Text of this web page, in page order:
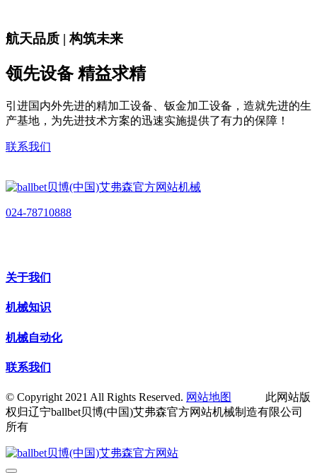
航天品质 | 构筑未来
领先设备 精益求精
引进国内外先进的精加工设备、钣金加工设备，造就先进的生
产基地，为先进技术方案的迅速实施提供了有力的保障！
联系我们
024-78710888
关于我们
机械知识
机械自动化
联系我们
© Copyright 2021 All Rights Reserved. 网站地图
此网站版
权归辽宁ballbet贝博(中国)艾弗森官方网站机械制造有限公司
所有